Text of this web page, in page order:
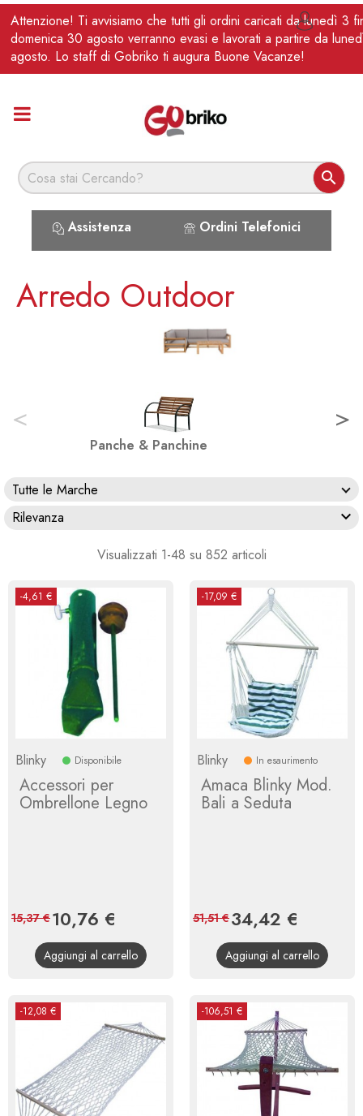
Attenzione! Ti avvisiamo che tutti gli ordini caricati da lunedì 3
domenica 30 agosto verranno evasi e lavorati a partire da
agosto. Lo staff di Gobriko ti augura Buone Vacanze!

Assistenza Ordini Telefonici
IT 
Arredo Outdoor
>
<
Panche & Panchine
Tutte le Marche
Rilevanza

Visualizzati 1-48 su 852 articoli
-4,61 €
Blinky Disponibile
Accessori per
Ombrellone Legno
Prezzo
10,76 €
base
15,37 €
Aggiungi al carrello
-17,09 €
Blinky In esaurimento
Amaca Blinky Mod.
Bali a Seduta
Prezzo
34,42 €
base
51,51 €
Aggiungi al carrello
-12,08 € -106,51 €